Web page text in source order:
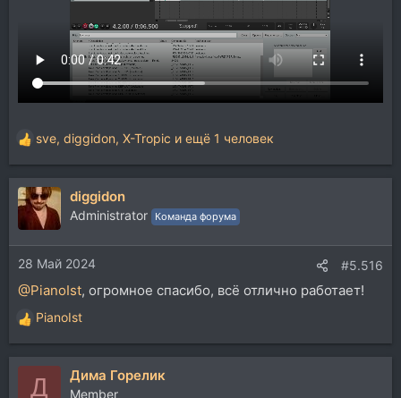
Р
е
а
к
и
и
:
sve, diggidon, X-Tropic и ещё 1 человек
diggidon
Administrator Команда форума
28 Май 2024 #5.516
@PianoIst, огромное спасибо, всё отлично работает!
Р
е
а
PianoIst
Д Дима Горелик
Member